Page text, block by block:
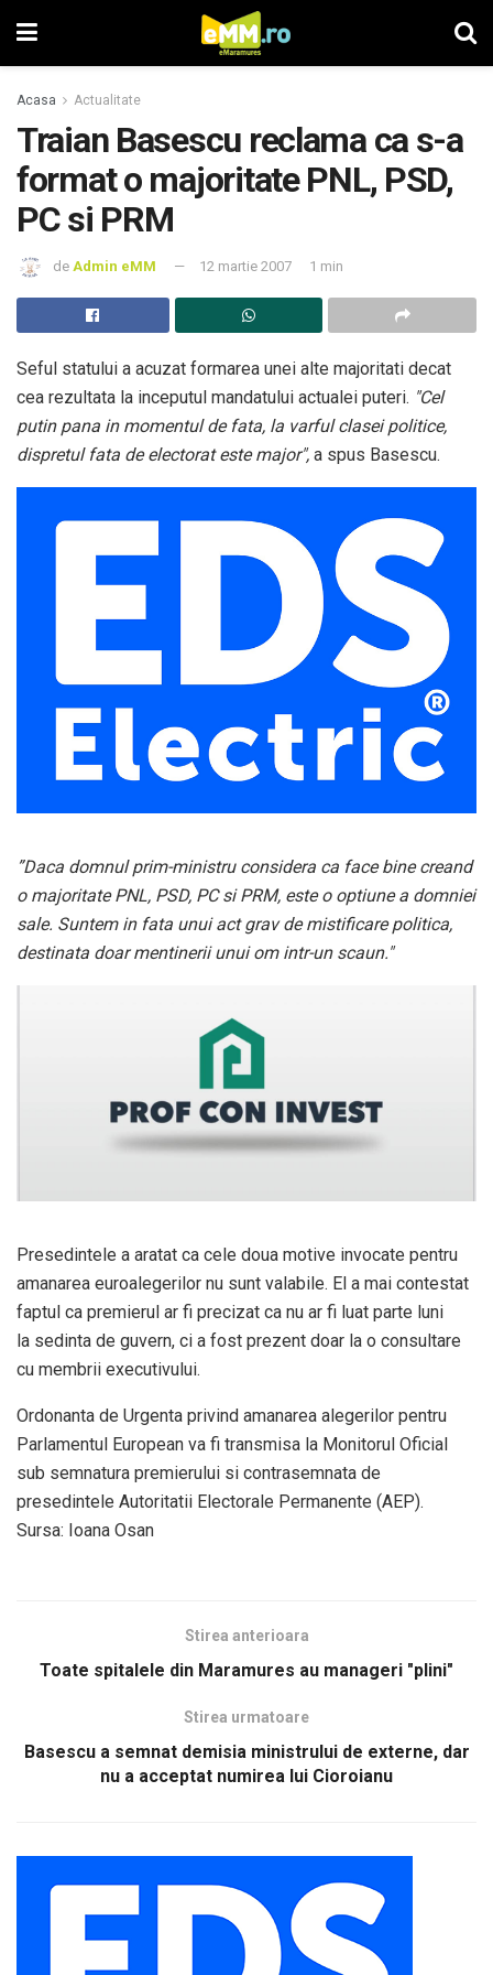
Acasa Actualitate
Traian Basescu reclama ca s-a
format o majoritate PNL, PSD,
PC si PRM
de Admin eMM 12 martie 2007 1 min
Seful statului a acuzat formarea unei alte majoritati decat
cea rezultata la inceputul mandatului actualei puteri. "Cel
putin pana in momentul de fata, la varful clasei politice,
dispretul fata de electorat este major", a spus Basescu.
”Daca domnul prim-ministru considera ca face bine creand
o majoritate PNL, PSD, PC si PRM, este o optiune a domniei
sale. Suntem in fata unui act grav de mistificare politica,
destinata doar mentinerii unui om intr-un scaun."
Presedintele a aratat ca cele doua motive invocate pentru
amanarea euroalegerilor nu sunt valabile. El a mai contestat
faptul ca premierul ar fi precizat ca nu ar fi luat parte luni
la sedinta de guvern, ci a fost prezent doar la o consultare
cu membrii executivului.
Ordonanta de Urgenta privind amanarea alegerilor pentru
Parlamentul European va fi transmisa la Monitorul Oficial
sub semnatura premierului si contrasemnata de
presedintele Autoritatii Electorale Permanente (AEP).
Sursa: Ioana Osan
Stirea anterioara
Toate spitalele din Maramures au manageri "plini"
Stirea urmatoare
Basescu a semnat demisia ministrului de externe, dar
nu a acceptat numirea lui Cioroianu